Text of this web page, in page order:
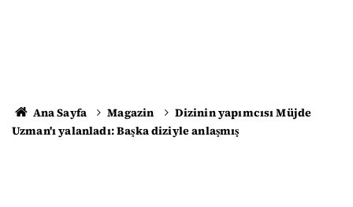
Ana Sayfa Magazin
Dizinin yapımcısı Müjde
Uzman'ı yalanladı: Başka diziyle anlaşmış